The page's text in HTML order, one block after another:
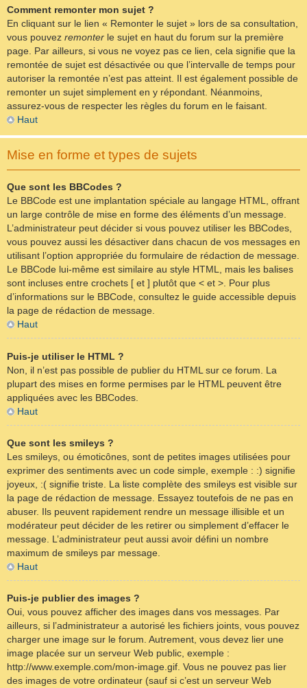
Comment remonter mon sujet ?
En cliquant sur le lien « Remonter le sujet » lors de sa consultation,
vous pouvez remonter le sujet en haut du forum sur la première
page. Par ailleurs, si vous ne voyez pas ce lien, cela signifie que la
remontée de sujet est désactivée ou que l’intervalle de temps pour
autoriser la remontée n’est pas atteint. Il est également possible de
remonter un sujet simplement en y répondant. Néanmoins,
assurez-vous de respecter les règles du forum en le faisant.
Haut
Mise en forme et types de sujets
Que sont les BBCodes ?
Le BBCode est une implantation spéciale au langage HTML, offrant
un large contrôle de mise en forme des éléments d’un message.
L’administrateur peut décider si vous pouvez utiliser les BBCodes,
vous pouvez aussi les désactiver dans chacun de vos messages en
utilisant l’option appropriée du formulaire de rédaction de message.
Le BBCode lui-même est similaire au style HTML, mais les balises
sont incluses entre crochets [ et ] plutôt que < et >. Pour plus
d’informations sur le BBCode, consultez le guide accessible depuis
la page de rédaction de message.
Haut
Puis-je utiliser le HTML ?
Non, il n’est pas possible de publier du HTML sur ce forum. La
plupart des mises en forme permises par le HTML peuvent être
appliquées avec les BBCodes.
Haut
Que sont les smileys ?
Les smileys, ou émoticônes, sont de petites images utilisées pour
exprimer des sentiments avec un code simple, exemple : :) signifie
joyeux, :( signifie triste. La liste complète des smileys est visible sur
la page de rédaction de message. Essayez toutefois de ne pas en
abuser. Ils peuvent rapidement rendre un message illisible et un
modérateur peut décider de les retirer ou simplement d’effacer le
message. L’administrateur peut aussi avoir défini un nombre
maximum de smileys par message.
Haut
Puis-je publier des images ?
Oui, vous pouvez afficher des images dans vos messages. Par
ailleurs, si l’administrateur a autorisé les fichiers joints, vous pouvez
charger une image sur le forum. Autrement, vous devez lier une
image placée sur un serveur Web public, exemple :
http://www.exemple.com/mon-image.gif. Vous ne pouvez pas lier
des images de votre ordinateur (sauf si c’est un serveur Web